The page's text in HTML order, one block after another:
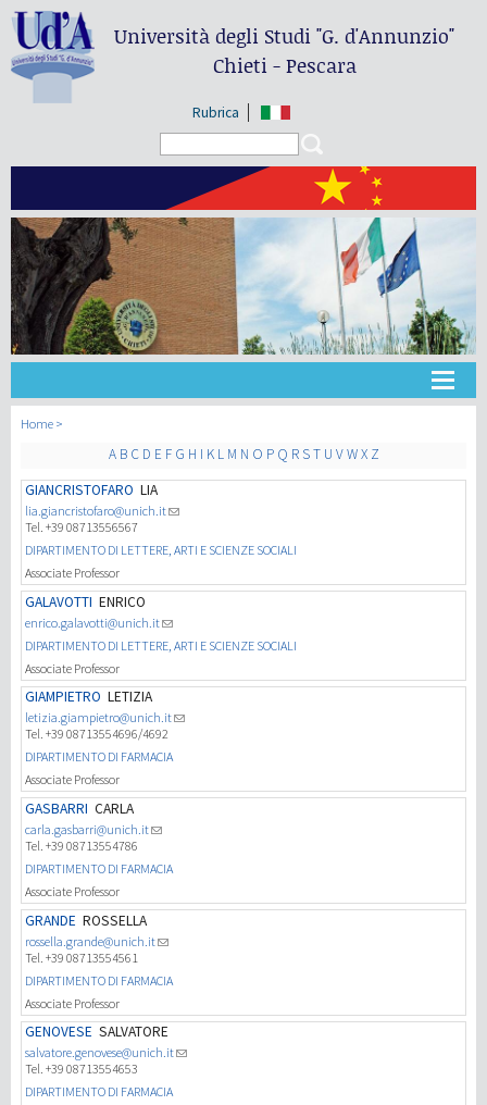
Università degli Studi"G. d'Annunzio"
Chieti - Pescara
Rubrica
教学
第三使命
Home
A B C D E F G H I K L M N O P Q R S T U V W X Z
GIANCRISTOFARO LIA
lia.giancristofaro@unich.it
Tel. +39 08713556567
DIPARTIMENTO DI LETTERE, ARTI E SCIENZE SOCIALI
Associate Professor
GALAVOTTI ENRICO
enrico.galavotti@unich.it
DIPARTIMENTO DI LETTERE, ARTI E SCIENZE SOCIALI
Associate Professor
GIAMPIETRO LETIZIA
letizia.giampietro@unich.it
Tel. +39 08713554696/4692
DIPARTIMENTO DI FARMACIA
Associate Professor
GASBARRI CARLA
carla.gasbarri@unich.it
Tel. +39 08713554786
DIPARTIMENTO DI FARMACIA
Associate Professor
GRANDE ROSSELLA
rossella.grande@unich.it
Tel. +39 08713554561
DIPARTIMENTO DI FARMACIA
Associate Professor
GENOVESE SALVATORE
salvatore.genovese@unich.it
Tel. +39 08713554653
DIPARTIMENTO DI FARMACIA